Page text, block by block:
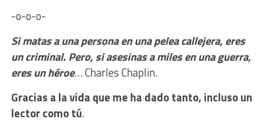
-o-o-o-
Si matas a una persona en una pelea callejera, eres
un criminal. Pero, si asesinas a miles en una guerra,
eres un héroe… Charles Chaplin.
Gracias a la vida que me ha dado tanto, incluso un
lector como tú.